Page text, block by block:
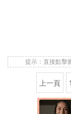
提示：直接點擊
上一頁 1